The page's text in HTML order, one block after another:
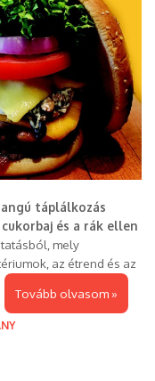
táplálkozás
és a rák ellen
mely
az étrend és az
Tovább olvasom »